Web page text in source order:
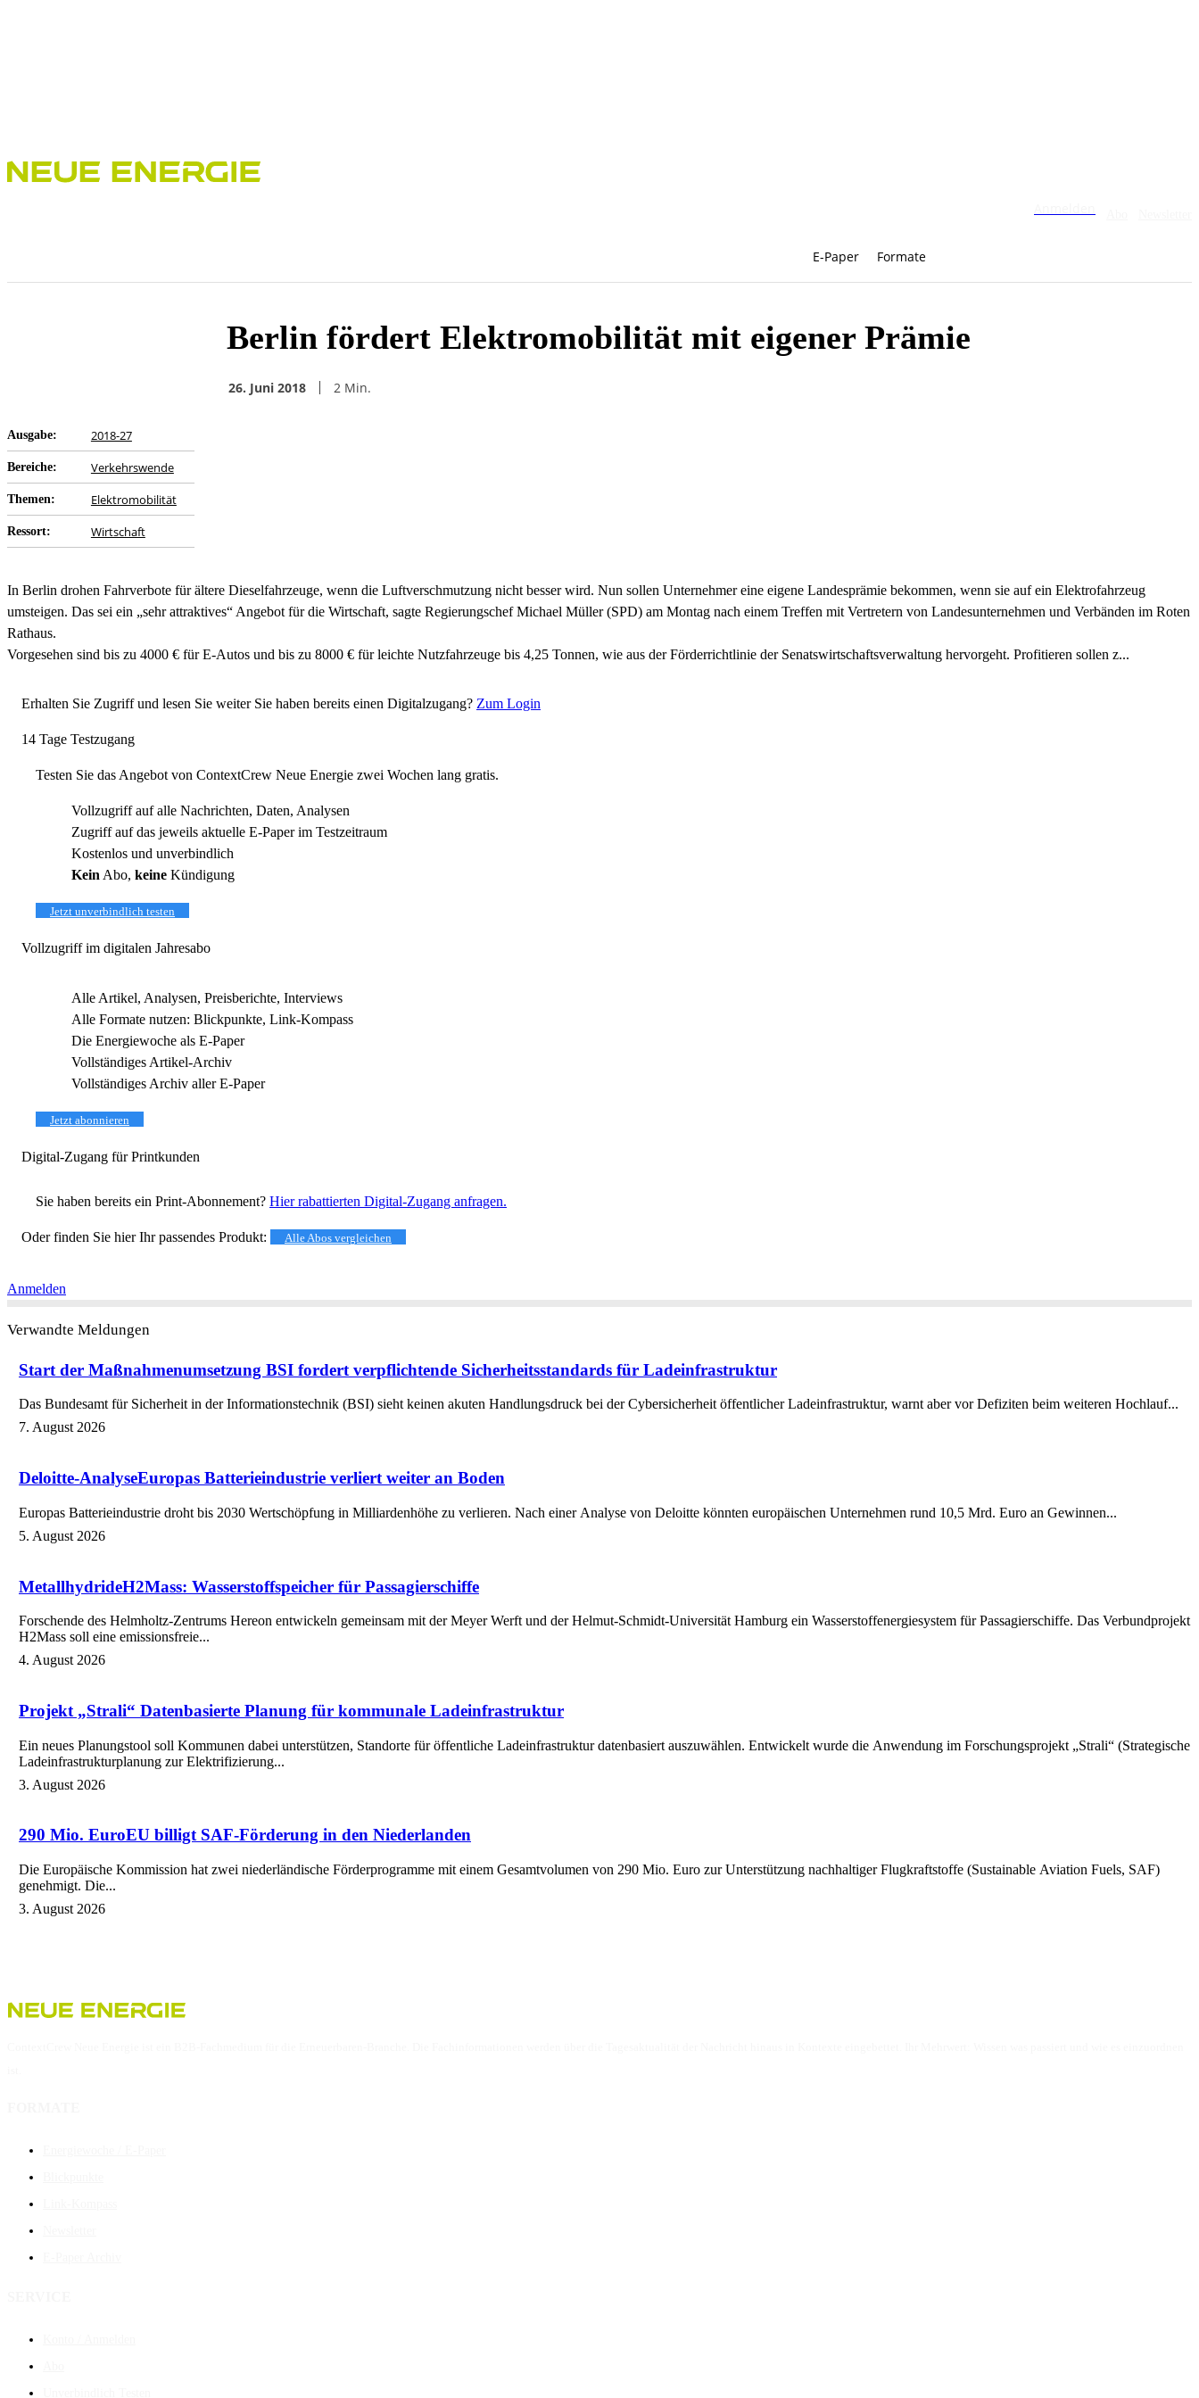
E-Paper Formate
Berlin fördert Elektromobilität mit eigener Prämie
26. Juni 2018 2 Min.
Ausgabe: 2018-27
Bereiche: Verkehrswende
Themen: Elektromobilität
Ressort: Wirtschaft
In Berlin drohen Fahrverbote für ältere Dieselfahrzeuge, wenn die Luftverschmutzung nicht besser wird. Nun sollen Unternehmer eine eigene Landesprämie bekommen, wenn sie auf ein Elektrofahrzeug
umsteigen. Das sei ein „sehr attraktives“ Angebot für die Wirtschaft, sagte Regierungschef Michael Müller (SPD) am Montag nach einem Treffen mit Vertretern von Landesunternehmen und Verbänden im Roten
Rathaus.
Vorgesehen sind bis zu 4000 € für E-Autos und bis zu 8000 € für leichte Nutzfahrzeuge bis 4,25 Tonnen, wie aus der Förderrichtlinie der Senatswirtschaftsverwaltung hervorgeht. Profitieren sollen z...
Erhalten Sie Zugriff und lesen Sie weiter Sie haben bereits einen Digitalzugang? Zum Login
14 Tage Testzugang
Testen Sie das Angebot von ContextCrew Neue Energie zwei Wochen lang gratis.
Vollzugriff auf alle Nachrichten, Daten, Analysen
Zugriff auf das jeweils aktuelle E-Paper im Testzeitraum
Kostenlos und unverbindlich
Kein Abo, keine Kündigung
Jetzt unverbindlich testen
Vollzugriff im digitalen Jahresabo
Alle Artikel, Analysen, Preisberichte, Interviews
Alle Formate nutzen: Blickpunkte, Link-Kompass
Die Energiewoche als E-Paper
Vollständiges Artikel-Archiv
Vollständiges Archiv aller E-Paper
Jetzt abonnieren
Digital-Zugang für Printkunden
Sie haben bereits ein Print-Abonnement? Hier rabattierten Digital-Zugang anfragen.
Oder finden Sie hier Ihr passendes Produkt: Alle Abos vergleichen
Anmelden
Verwandte Meldungen
Start der Maßnahmenumsetzung BSI fordert verpflichtende Sicherheitsstandards für Ladeinfrastruktur
Das Bundesamt für Sicherheit in der Informationstechnik (BSI) sieht keinen akuten Handlungsdruck bei der Cybersicherheit öffentlicher Ladeinfrastruktur, warnt aber vor Defiziten beim weiteren Hochlauf...
7. August 2026
Deloitte-AnalyseEuropas Batterieindustrie verliert weiter an Boden
Europas Batterieindustrie droht bis 2030 Wertschöpfung in Milliardenhöhe zu verlieren. Nach einer Analyse von Deloitte könnten europäischen Unternehmen rund 10,5 Mrd. Euro an Gewinnen...
5. August 2026
MetallhydrideH2Mass: Wasserstoffspeicher für Passagierschiffe
Forschende des Helmholtz-Zentrums Hereon entwickeln gemeinsam mit der Meyer Werft und der Helmut-Schmidt-Universität Hamburg ein Wasserstoffenergiesystem für Passagierschiffe. Das Verbundprojekt
H2Mass soll eine emissionsfreie...
4. August 2026
Projekt „Strali“ Datenbasierte Planung für kommunale Ladeinfrastruktur
Ein neues Planungstool soll Kommunen dabei unterstützen, Standorte für öffentliche Ladeinfrastruktur datenbasiert auszuwählen. Entwickelt wurde die Anwendung im Forschungsprojekt „Strali“ (Strategische
Ladeinfrastrukturplanung zur Elektrifizierung...
3. August 2026
290 Mio. EuroEU billigt SAF-Förderung in den Niederlanden
Die Europäische Kommission hat zwei niederländische Förderprogramme mit einem Gesamtvolumen von 290 Mio. Euro zur Unterstützung nachhaltiger Flugkraftstoffe (Sustainable Aviation Fuels, SAF)
genehmigt. Die...
3. August 2026